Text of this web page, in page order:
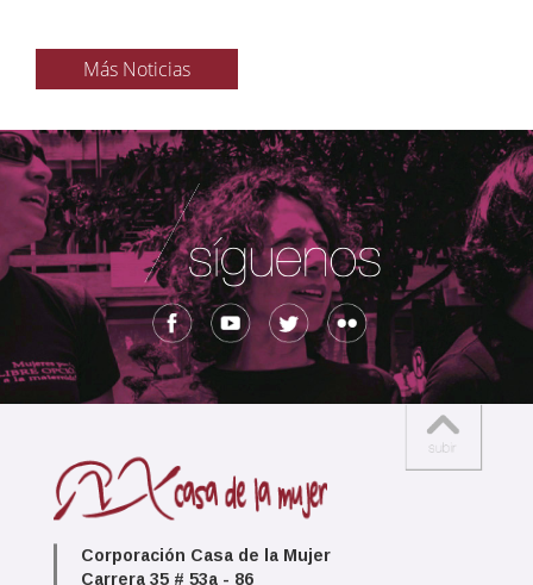
Más Noticias
Corporación Casa de la Mujer
Carrera 35 # 53a - 86